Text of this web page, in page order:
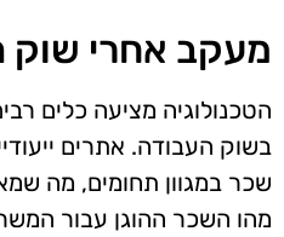
מעקב אחרי שוק
הטכנולוגיה מציעה כלים
בשוק העבודה. אתרים
שכר במגוון תחומים, מה
מהו השכר ההוגן עבור